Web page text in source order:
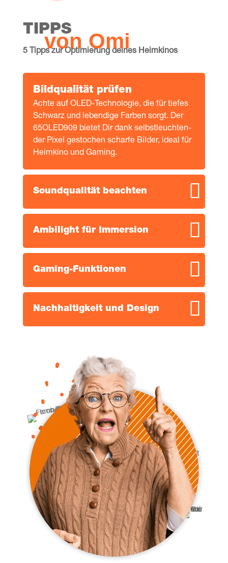
dem Gewinn­spiel gibt es kei­nen bes­se­ren Zeit­punkt, um
Dir Dei­nen neu­en Ambi­light TV zu sichern!
TIPPS
von Omi
5 Tipps zur Opti­mie­rung dei­nes Heimkinos
Bild­qua­li­tät prüfen
Ach­te auf OLED-Tech­no­lo­gie, die für tie­fes
Schwarz und leben­di­ge Far­ben sorgt. Der
65OLED909 bie­tet Dir dank selbst­leuch­ten­
der Pixel gesto­chen schar­fe Bil­der, ide­al für
Heim­ki­no und Gaming.
Sound­qua­li­tät beachten
Ambi­light für Immersion
Gam­ing-Funk­tio­nen
Nach­hal­tig­keit und Design